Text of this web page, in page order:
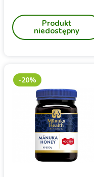
Produkt
niedostępny
-20%